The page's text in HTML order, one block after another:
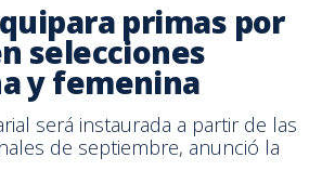
primas por
selecciones
y femenina
será instaurada a partir de las
de septiembre, anunció la